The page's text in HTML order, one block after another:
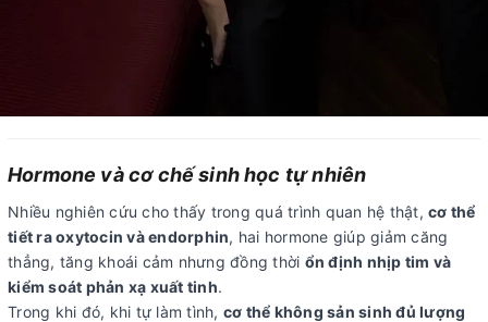
Hormone và cơ chế sinh học tự nhiên
Nhiều nghiên cứu cho thấy trong quá trình quan hệ thật, cơ thể
tiết ra oxytocin và endorphin, hai hormone giúp giảm căng
thẳng, tăng khoái cảm nhưng đồng thời ổn định nhịp tim và
kiểm soát phản xạ xuất tinh.
Trong khi đó, khi tự làm tình, cơ thể không sản sinh đủ lượng